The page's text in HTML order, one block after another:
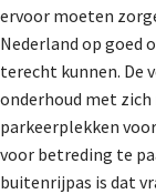
ervoor moeten
Nederland op goed
terecht kunnen. De
onderhoud met zich
parkeerplekken
voor betreding te
buitenrijpas is dat